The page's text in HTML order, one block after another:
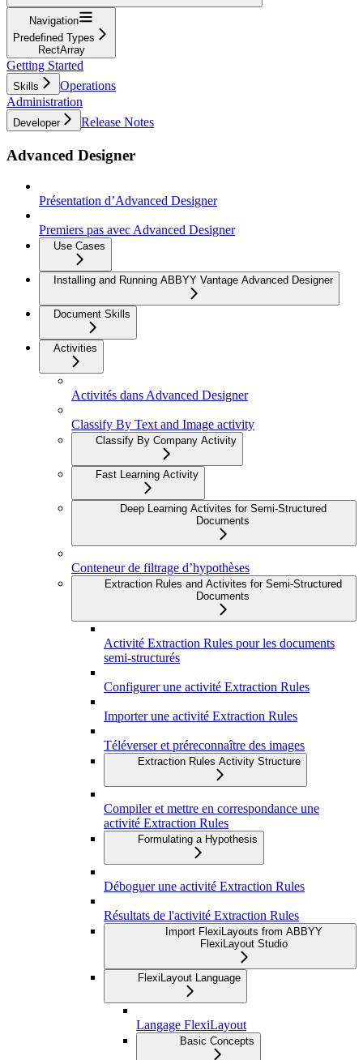
Navigation
Predefined Types
RectArray
Getting Started
Skills
Operations
Administration
Developer Release Notes
Advanced Designer
Présentation d’Advanced Designer
Premiers pas avec Advanced Designer
Use Cases
Installing and Running ABBYY Vantage Advanced Designer
Document Skills
Activities
Activités dans Advanced Designer
Classify By Text and Image activity
Classify By Company Activity
Fast Learning Activity
Deep Learning Activites for Semi-Structured
Documents
Conteneur de filtrage d’hypothèses
Extraction Rules and Activites for Semi-Structured
Documents
Activité Extraction Rules pour les documents
semi-structurés
Configurer une activité Extraction Rules
Importer une activité Extraction Rules
Téléverser et préreconnaître des images
Extraction Rules Activity Structure
Compiler et mettre en correspondance une
activité Extraction Rules
Formulating a Hypothesis
Déboguer une activité Extraction Rules
Résultats de l'activité Extraction Rules
Import FlexiLayouts from ABBYY
FlexiLayout Studio
FlexiLayout Language
Langage FlexiLayout
Basic Concepts